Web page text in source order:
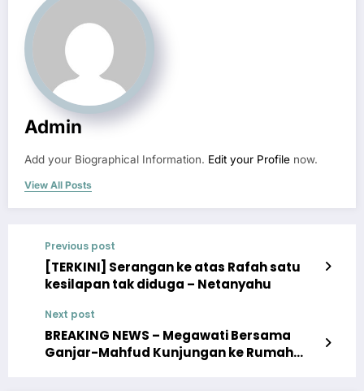
Admin
Add your Biographical Information. Edit your Profile now.
View All Posts
Previous post
[TERKINI] Serangan ke atas Rafah satu
kesilapan tak diduga – Netanyahu
Next post
BREAKING NEWS – Megawati Bersama
Ganjar-Mahfud Kunjungan ke Rumah